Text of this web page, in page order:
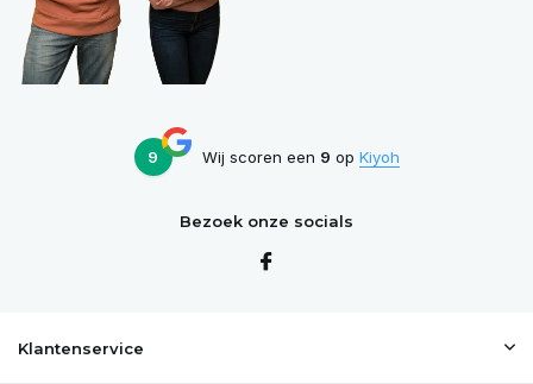
9 Wij scoren een 9 op Kiyoh
Bezoek onze socials
Klantenservice